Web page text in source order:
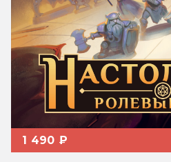
1 490 ₽